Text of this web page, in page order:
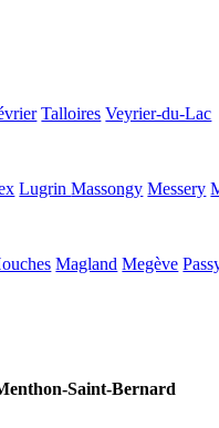
Talloires Veyrier-du-Lac
LugrinMassongy Messery
Magland Megève
Saint-Bernard